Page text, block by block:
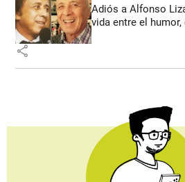
Adiós a Alfonso
vida entre el
share